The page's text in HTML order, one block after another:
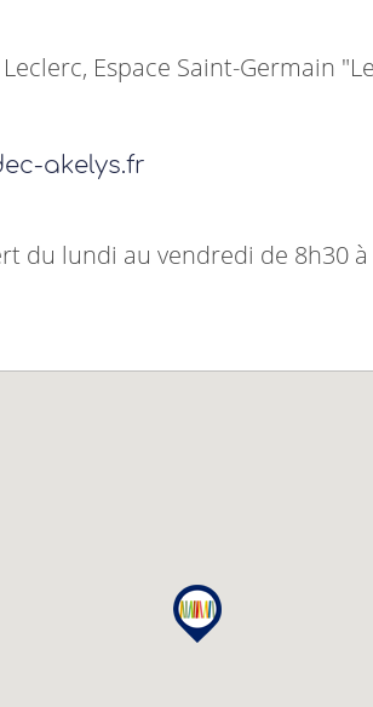
Espace Saint-Germain
akelys.fr
du lundi au vendredi de 8h30